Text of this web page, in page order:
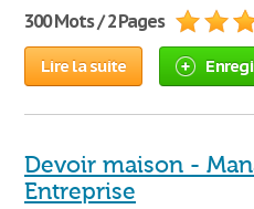
300 Mots / 2 Pages
Lire la suite
Devoir maison -
Entreprise